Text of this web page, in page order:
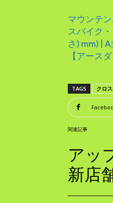
マウンテ
スバイク
さ) mm) |
【アース
TAGS クロ
関連記事
アッ
新店